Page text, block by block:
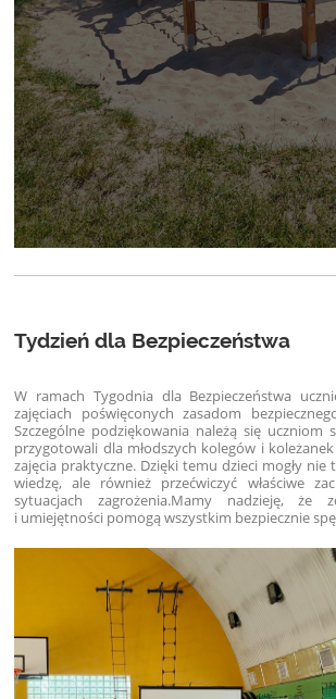
Tydzień dla Bezpieczeństwa
W ramach Tygodnia dla Bezpieczeństwa
zajęciach poświęconych zasadom
Szczególne podziękowania należą się uczniom
przygotowali dla młodszych kolegów i
zajęcia praktyczne. Dzięki temu dzieci mogły nie
wiedzę, ale również przećwiczyć właściwe
sytuacjach zagrożenia.Mamy nadzieję, że
i umiejętności pomogą wszystkim bezpiecznie